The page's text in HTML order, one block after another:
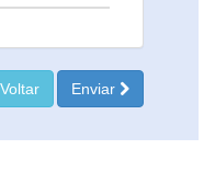
Voltar Enviar